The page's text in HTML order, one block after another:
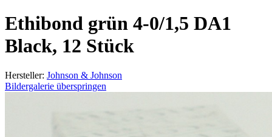
Ethibond grün 4-0/1,5 DA1
Black, 12 Stück
Hersteller: Johnson & Johnson
Bildergalerie überspringen